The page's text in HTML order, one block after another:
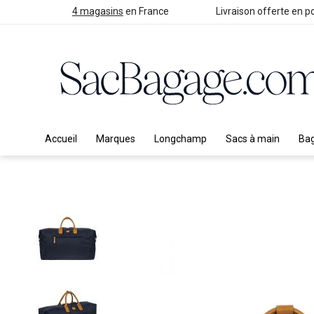
4 magasins en France Livraison offerte en
Accueil Marques Longchamp Sacs à main
of
the
images